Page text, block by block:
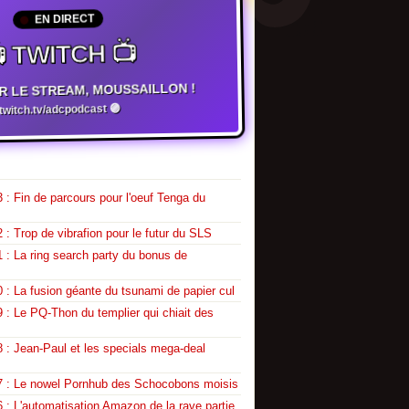
EN DIRECT
TWITCH 📺
LE STREAM, MOUSSAILLON !
adcpodcast 🟣
: Fin de parcours pour l'oeuf Tenga du
: Trop de vibrafion pour le futur du SLS
: La ring search party du bonus de
: La fusion géante du tsunami de papier cul
: Le PQ-Thon du templier qui chiait des
: Jean-Paul et les specials mega-deal
: Le nowel Pornhub des Schocobons moisis
: L'automatisation Amazon de la rave partie